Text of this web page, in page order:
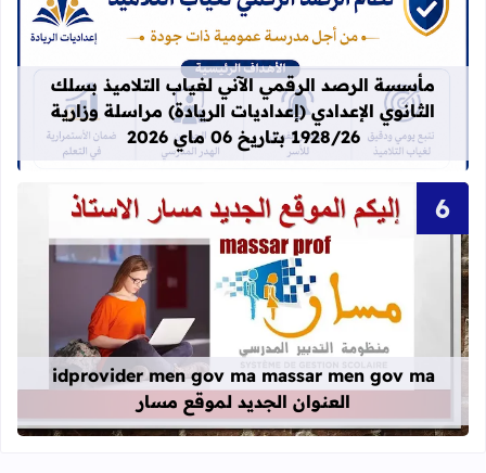
قراءة المزيد عن مأسسة الرصد الرقمي الآني
مأسسة الرصد الرقمي الآني لغياب التلاميذ بسلك
الثانوي الإعدادي (إعداديات الريادة) مراسلة وزارية
1928/26 بتاريخ 06 ماي 2026
قراءة المزيد عن idprovider men gov ma massar men gov ma العنوان الجديد لموقع مسار
idprovider men gov ma massar men gov ma
العنوان الجديد لموقع مسار